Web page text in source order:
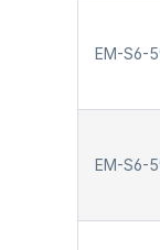
EM-S6-
EM-S6-